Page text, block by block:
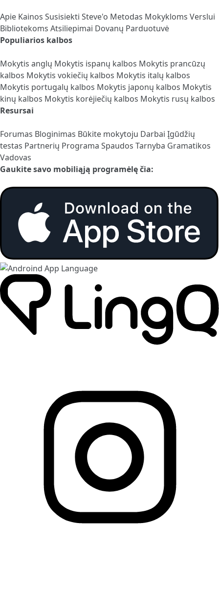
Apie Kainos Susisiekti Steve'o Metodas Mokykloms Verslui
Bibliotekoms Atsiliepimai Dovanų Parduotuvė
Populiarios kalbos
Mokytis anglų Mokytis ispanų kalbos Mokytis prancūzų
kalbos Mokytis vokiečių kalbos Mokytis italų kalbos
Mokytis portugalų kalbos Mokytis japonų kalbos Mokytis
kinų kalbos Mokytis korėjiečių kalbos Mokytis rusų kalbos
Resursai
Forumas Bloginimas Būkite mokytoju Darbai Įgūdžių
testas Partnerių Programa Spaudos Tarnyba Gramatikos
Vadovas
Gaukite savo mobiliąją programėlę čia: